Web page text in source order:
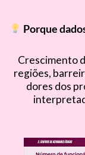
Porque
Crescimento
regiões,
dores dos